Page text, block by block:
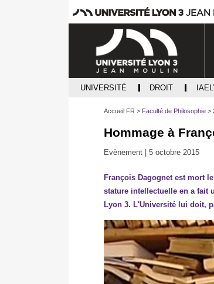
UNIVERSITÉ DROIT
Accueil FR Faculté de Philosophie
Hommage à
Evènement | 5 octobre 2015
François Dagognet est mort
stature intellectuelle en a fait
Lyon 3. L'Université lui doit,